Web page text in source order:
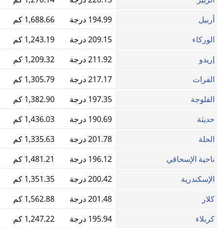
أربيل
194.99 درجة
1,688.66 كم
الوركاء
209.15 درجة
1,243.19 كم
إريدو
211.92 درجة
1,209.32 كم
الفرات
217.17 درجة
1,305.79 كم
الفلوجة
197.35 درجة
1,382.90 كم
حديثة
190.69 درجة
1,436.03 كم
الحلة
201.78 درجة
1,335.63 كم
ناحية الإسحاقي
196.12 درجة
1,481.21 كم
الإسكندرية
200.42 درجة
1,351.35 كم
كلار
201.48 درجة
1,562.88 كم
كربلاء
195.94 درجة
1,247.22 كم